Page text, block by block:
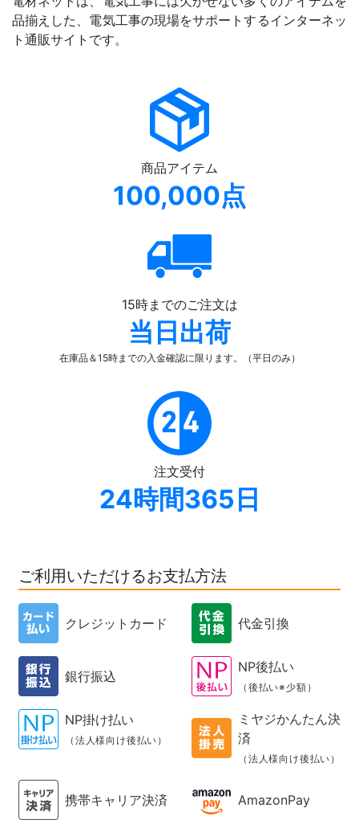
品揃えした、電気工事の現場をサポートするインターネッ
ト通販サイトです。
商品アイテム
100,000点
15時までのご注文は
当日出荷
在庫品＆15時までの入金確認に限ります。（平日のみ）
注文受付
24時間365日
ご利用いただけるお支払方法
クレジットカード 代金引換
銀行振込
NP後払い
（後払い※少額）
NP掛け払い
（法人様向け後払い）
ミヤジかんたん決
済
（法人様向け後払い）
携帯キャリア決済 AmazonPay